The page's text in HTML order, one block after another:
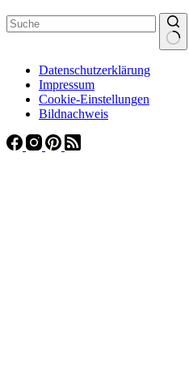
Datenschutzerklärung
Impressum
Cookie-Einstellungen
Bildnachweis